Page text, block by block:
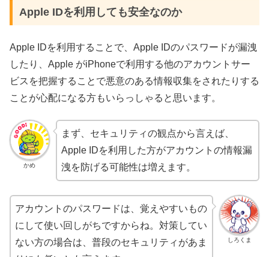
Apple IDを利用しても安全なのか
Apple IDを利用することで、Apple IDのパスワードが漏洩
したり、Apple がiPhoneで利用する他のアカウントサー
ビスを把握することで悪意のある情報収集をされたりする
ことが心配になる方もいらっしゃると思います。
かめ
まず、セキュリティの観点から言えば、
Apple IDを利用した方がアカウントの情報漏
洩を防げる可能性は増えます。
しろくま
アカウントのパスワードは、覚えやすいもの
にして使い回しがちですからね。対策してい
ない方の場合は、普段のセキュリティがあま